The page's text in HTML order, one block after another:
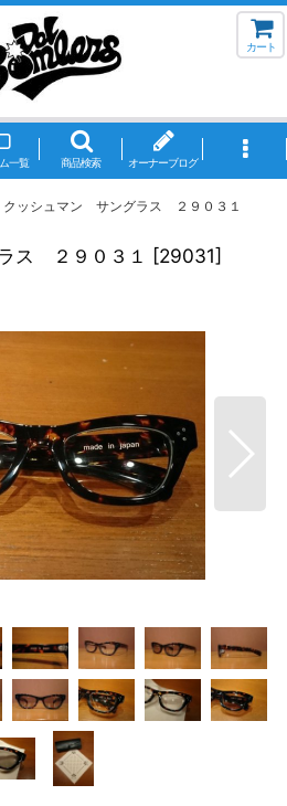
カート
一覧 商品検索 オーナーブログ
クッシュマン サングラス ２９０３１
ス ２９０３１ [29031]